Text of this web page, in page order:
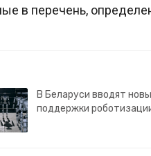
в перечень,
В Беларуси вводят
поддержки